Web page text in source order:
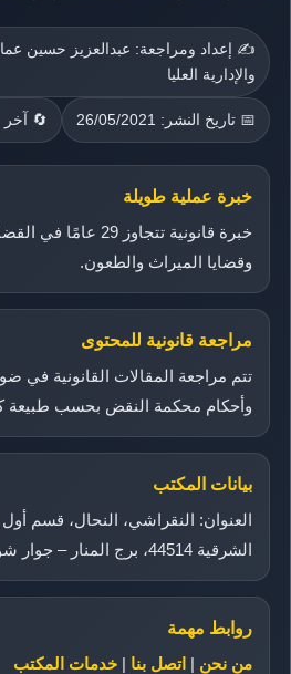
✍️ إعداد ومراجعة: عبدالعزيز حسين
والإدارية العليا
📅 تاريخ النشر: 26/05/2021 🔄 آخر
خبرة عملية طويلة
خبرة قانونية تتجاوز 29
وقضايا الميراث والطعون.
مراجعة قانونية للمحتوى
تتم مراجعة المقالات القانونية في
وأحكام محكمة النقض بحسب
بيانات المكتب
العنوان: النقراشي، النحال، قسم
الشرقية 44514، برج المنار – جوار شوادر الخشب.
روابط مهمة
من نحن | اتصل بنا | خدمات المكتب